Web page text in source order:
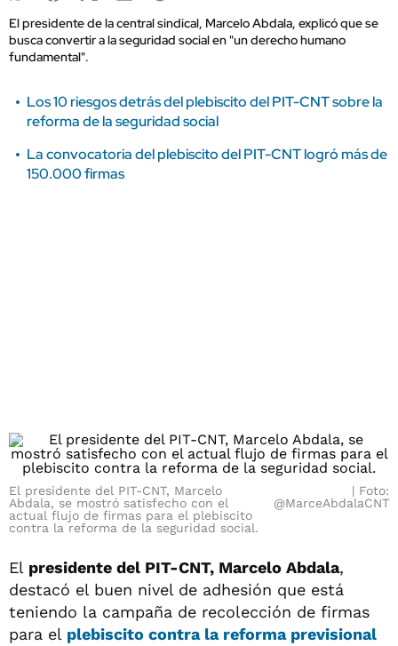
El presidente de la central sindical, Marcelo Abdala, explicó que se
busca convertir a la seguridad social en "un derecho humano
fundamental".
Los 10 riesgos detrás del plebiscito del PIT-CNT sobre la
reforma de la seguridad social
La convocatoria del plebiscito del PIT-CNT logró más de
150.000 firmas
El presidente del PIT-CNT, Marcelo
Abdala, se mostró satisfecho con el
actual flujo de firmas para el plebiscito
contra la reforma de la seguridad social.
Foto:
@MarceAbdalaCNT
El presidente del PIT-CNT, Marcelo Abdala,
destacó el buen nivel de adhesión que está
teniendo la campaña de recolección de firmas
para el plebiscito contra la reforma previsional